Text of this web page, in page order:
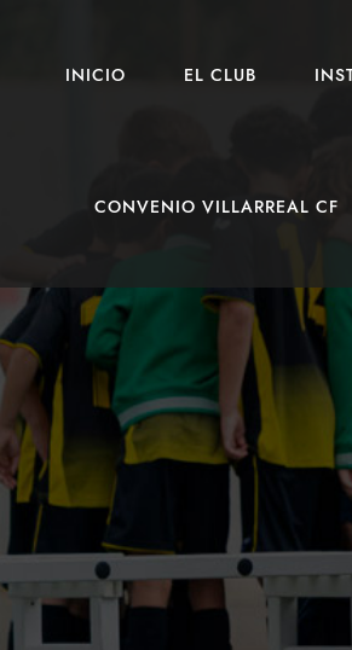
INICIO EL CLUB
CONVENIO VILLARREAL CF